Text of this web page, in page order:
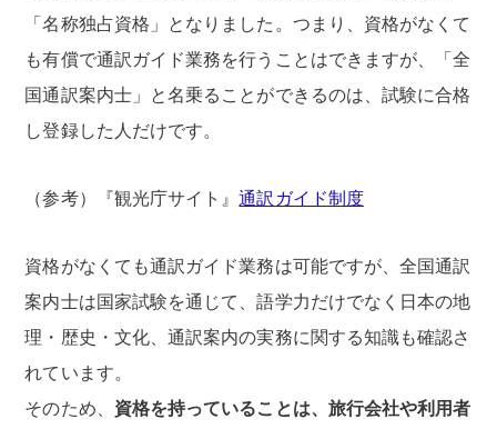
「名称独占資格」となりました。つまり、資格がなくて
も有償で通訳ガイド業務を行うことはできますが、「全
国通訳案内士」と名乗ることができるのは、試験に合格
し登録した人だけです。
（参考）『観光庁サイト』通訳ガイド制度
資格がなくても通訳ガイド業務は可能ですが、全国通訳
案内士は国家試験を通じて、語学力だけでなく日本の地
理・歴史・文化、通訳案内の実務に関する知識も確認さ
れています。
そのため、 資格を持っていることは、旅行会社や利用者